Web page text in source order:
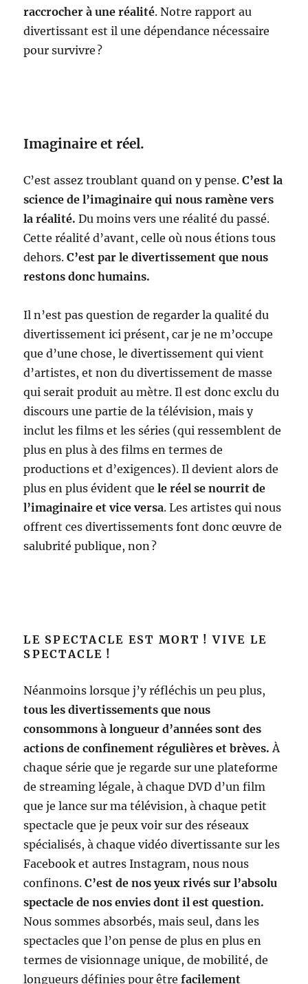
raccrocher à une réalité. Notre rapport au
divertissant est il une dépendance nécessaire
pour survivre ?
Imaginaire et réel.
C’est assez troublant quand on y pense.C’est la
science de l’imaginaire qui nous ramène vers
la réalité. Du moins vers une réalité du passé.
Cette réalité d’avant, celle où nous étions tous
dehors.C’est par le divertissement que nous
restons donc humains.
Il n’est pas question de regarder la qualité du
divertissement ici présent, car je ne m’occupe
que d’une chose, le divertissement qui vient
d’artistes, et non du divertissement de masse
qui serait produit au mètre. Il est donc exclu du
discours une partie de la télévision, mais y
inclut les films et les séries (qui ressemblent de
plus en plus à des films en termes de
productions et d’exigences). Il devient alors de
plus en plus évident quele réel se nourrit de
l’imaginaire et vice versa. Les artistes qui nous
offrent ces divertissements font donc œuvre de
salubrité publique, non ?
LE SPECTACLE EST MORT ! VIVE LE
SPECTACLE !
Néanmoins lorsque j’y réfléchis un peu plus,
tous les divertissements que nous
consommons à longueur d’années sont des
actions de confinement régulières et brèves. À
chaque série que je regarde sur une plateforme
de streaming légale, à chaque DVD d’un film
que je lance sur ma télévision, à chaque petit
spectacle que je peux voir sur des réseaux
spécialisés, à chaque vidéo divertissante sur les
Facebook et autres Instagram, nous nous
confinons.C’est de nos yeux rivés sur l’absolu
spectacle de nos envies dont il est question.
Nous sommes absorbés, mais seul, dans les
spectacles que l’on pense de plus en plus en
termes de visionnage unique, de mobilité, de
longueurs définies pour êtrefacilement